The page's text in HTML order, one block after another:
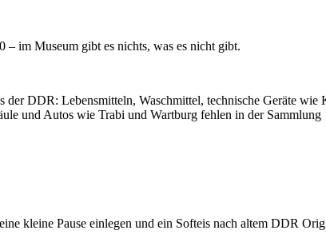
– im Museum gibt es nichts, was es nicht gibt.
der DDR: Lebensmitteln, Waschmittel, technische Geräte
und Autos wie Trabi und Wartburg fehlen in der
kleine Pause einlegen und ein Softeis nach altem DDR